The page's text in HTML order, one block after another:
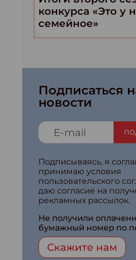
конкурса «Это у
семейное»
Подписаться
новости
Подписываясь, я
принимаю условия
пользовательского
даю согласие на
рекламных рассылок.
Не получили
бумажный номер по
Скажите нам